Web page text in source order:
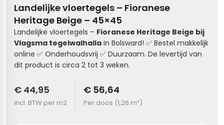
Landelijke vloertegels – Fioranese
Heritage Beige – 45×45
Landelijke vloertegels – Fioranese Heritage Beige bij
Vlagsma tegelwalhalla in Bolsward! ✅ Bestel makkelijk
online ✅ Onderhoudsvrij ✅ Duurzaam. De levertijd van
dit product is circa 2 tot 3 weken.
€ 44,95
incl. BTW per m2
€ 56,64
Per doos (1,26 m²)
woonkamer
tegels
toilet